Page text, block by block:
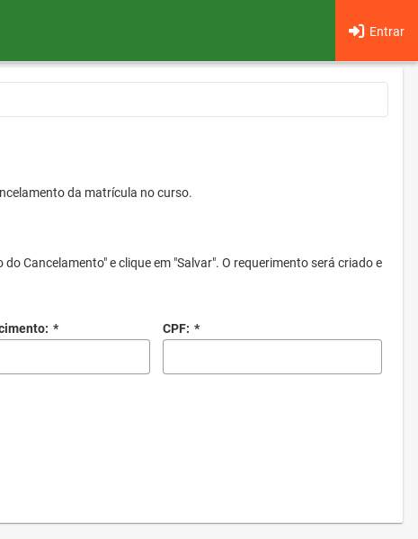
Entrar
da matrícula no curso.
Cancelamento" e clique em "Salvar". O requerimento será criado e
* CPF: *